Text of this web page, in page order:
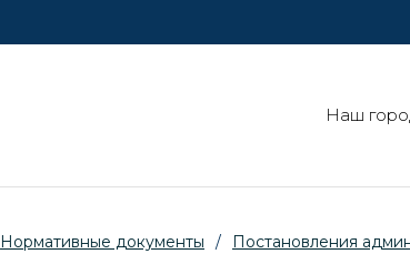
Наш
Нормативные документы / Постановления